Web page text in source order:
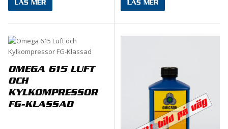
LÄS MER LÄS MER
OMEGA 615 LUFT
OCH
KYLKOMPRESSOR
FG-KLASSAD